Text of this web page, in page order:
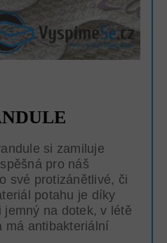
si zamiluje
pro náš
své protizánětlivé, či
potahu je díky
jemný na dotek, v létě
má antibakteriální